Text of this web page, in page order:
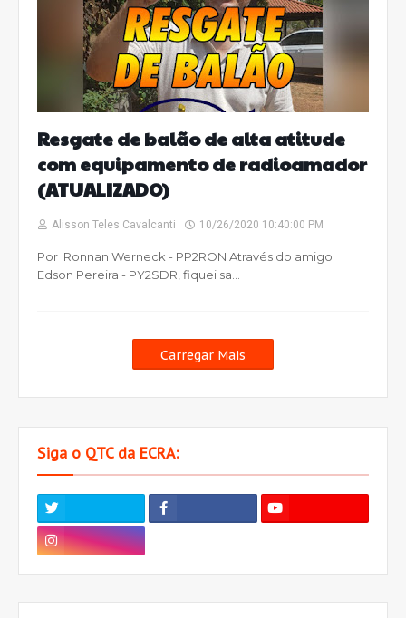
Resgate de balão de alta atitude
com equipamento de radioamador
(ATUALIZADO)
Alisson Teles Cavalcanti 10/26/2020 10:40:00 PM
Por Ronnan Werneck - PP2RON Através do amigo
Edson Pereira - PY2SDR, fiquei sa…
Carregar Mais
Siga o QTC da ECRA: